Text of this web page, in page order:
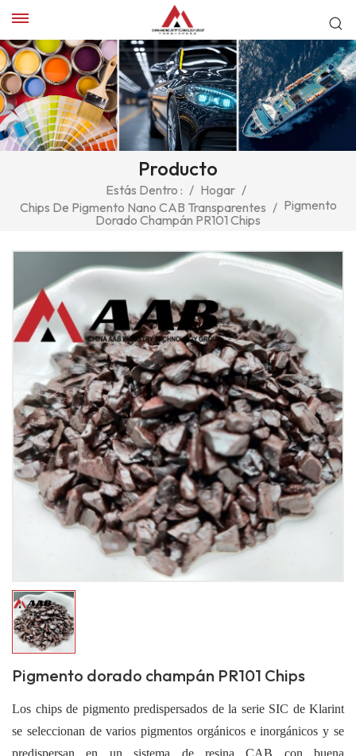
Producto
Estás Dentro : / Hogar /
Chips De Pigmento Nano CAB Transparentes / Pigmento
Dorado Champán PR101 Chips
Pigmento dorado champán PR101 Chips
Los chips de pigmento predispersados ​​de la serie SIC de Klarint
se seleccionan de varios pigmentos orgánicos e inorgánicos y se
predispersan en un sistema de resina CAB con buena